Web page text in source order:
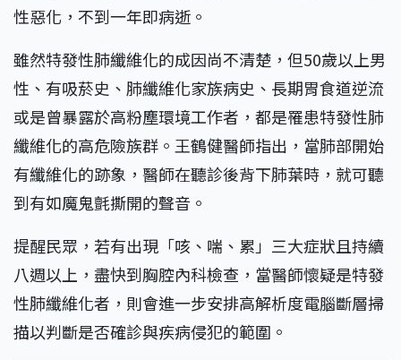
性惡化，不到一年即病逝。
雖然特發性肺纖維化的成因尚不清楚，但50歲以上男
性、有吸菸史、肺纖維化家族病史、長期胃食道逆流
或是曾暴露於高粉塵環境工作者，都是罹患特發性肺
纖維化的高危險族群。王鶴健醫師指出，當肺部開始
有纖維化的跡象，醫師在聽診後背下肺葉時，就可聽
到有如魔鬼氈撕開的聲音。
提醒民眾，若有出現「咳、喘、累」三大症狀且持續
八週以上，盡快到胸腔內科檢查，當醫師懷疑是特發
性肺纖維化者，則會進一步安排高解析度電腦斷層掃
描以判斷是否確診與疾病侵犯的範圍。